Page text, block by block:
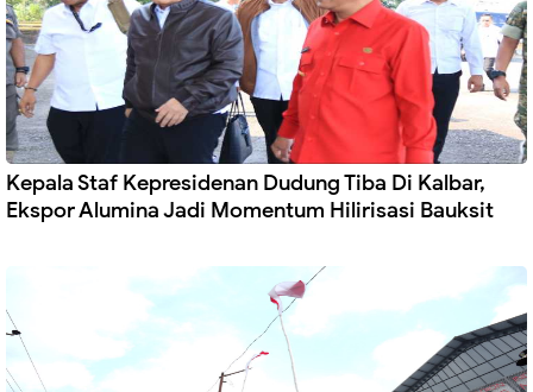
Kepala Staf Kepresidenan Dudung Tiba Di Kalbar,
Ekspor Alumina Jadi Momentum Hilirisasi Bauksit